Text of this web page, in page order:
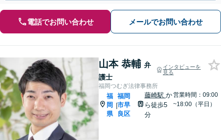
電話でお問い合わせ メールでお問い合わせ
山本 恭輔 弁
護士
インタビューを
見る
福岡つむぎ法律事務所
福
岡
県
|
福岡
市早
良区
藤崎駅 か
ら徒歩5
分
営業時間：09:00
~18:00（平日）